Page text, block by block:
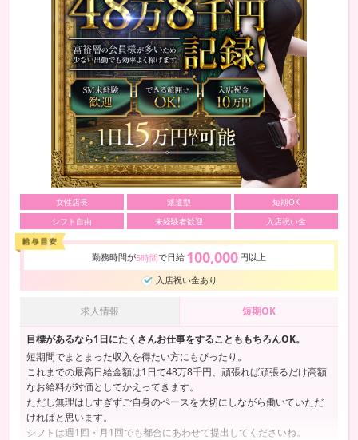
女性店長 派遣型
短期OK
シフト自由
未経験者歓迎 入店祝い金
勤務時間が5時間で日給 100,000 円以上
入店祝い金あり
求人情報 短期OK
目標があるなら1日にたくさんお仕事をすることももちろんOK。
短期間でまとまった収入を得たい方にもぴったり。
これまでの最高日給金額は1日で48万8千円、頑張れば頑張るだけ高額
なお給料が対価としてかえってきます。
ただし無理はしすぎずご自身のペースを大切にしながら働いていただ
ければと思います。
シフトは週1回・月1回でも都合にあわせて提出してくださいね。